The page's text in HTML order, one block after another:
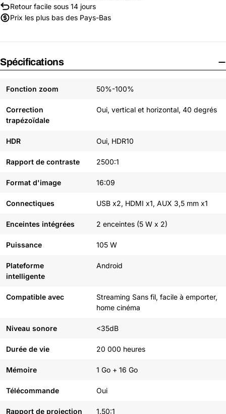
Retour facile sous 14 jours
Prix les plus bas des Pays-Bas
Spécifications
Fonction zoom 50%-100%
Correction
trapézoïdale
Oui, vertical et horizontal, 40 degrés
HDR Oui, HDR10
Rapport de contraste 2500:1
Format d'image 16:09
Connectiques USB x2, HDMI x1, AUX 3,5 mm x1
Enceintes intégrées 2 enceintes (5 W x 2)
Puissance 105 W
Plateforme
intelligente
Android
Compatible avec
Streaming Sans fil, facile à emporter,
home cinéma
Niveau sonore <35dB
Durée de vie 20 000 heures
Mémoire 1 Go + 16 Go
Télécommande Oui
Rapport de projection 1.50:1